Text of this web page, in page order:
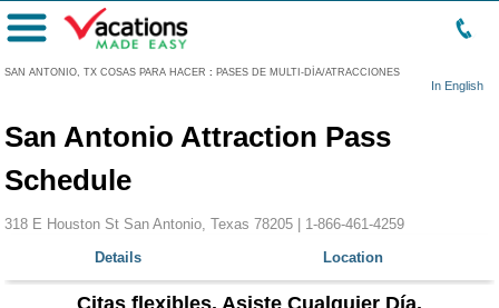
SAN ANTONIO, TX COSAS PARA HACER : PASES DE MULTI-DÍA/ATRACCIONES
In English
Menú
San Antonio Attraction Pass
Schedule
318 E Houston St San Antonio, Texas 78205 | 1-866-461-4259
Details
Location
Citas flexibles. Asiste Cualquier Día.